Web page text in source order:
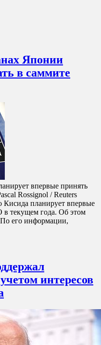
Японии
в саммите
впервые принять
Rossignol / Reuters
планирует впервые
в текущем года. Об этом
По его информации,
интересов